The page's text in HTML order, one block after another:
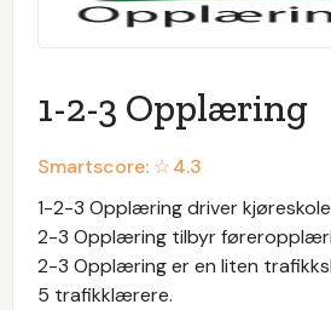
1-2-3 Opplæring
Smartscore: ☆4.3
1-2-3 Opplæring driver
2-3 Opplæring tilbyr
2-3 Opplæring er en liten
5 trafikklærere.